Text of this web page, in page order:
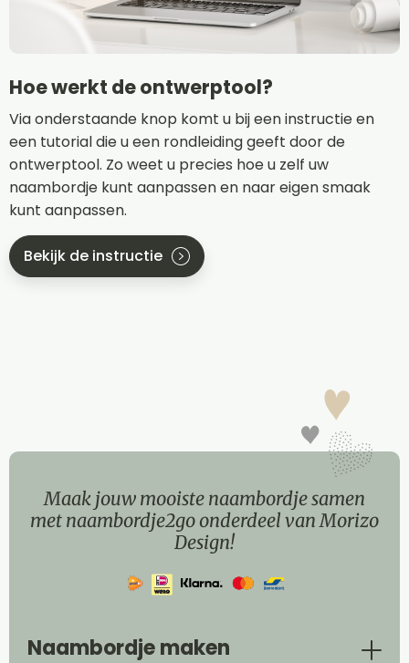
Hoe werkt de ontwerptool?
Via onderstaande knop komt u bij een instructie en
een tutorial die u een rondleiding geeft door de
ontwerptool. Zo weet u precies hoe u zelf uw
naambordje kunt aanpassen en naar eigen smaak
kunt aanpassen.
Bekijk de instructie
Maak jouw mooiste naambordje samen
met naambordje2go onderdeel van Morizo
Design!
Naambordje maken